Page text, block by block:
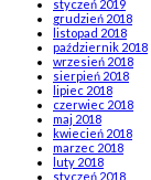
styczeń 2019
grudzień 2018
listopad 2018
październik 2018
wrzesień 2018
sierpień 2018
lipiec 2018
czerwiec 2018
maj 2018
kwiecień 2018
marzec 2018
luty 2018
styczeń 2018